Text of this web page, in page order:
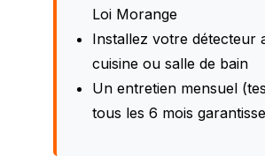
Loi Morange
Installez votre détecteur
cuisine ou salle de bain
Un entretien mensuel
tous les 6 mois